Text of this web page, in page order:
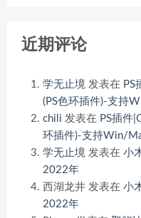
近期评论
学无止境 发表在 PS
(PS色环插件)-支持
chili 发表在 PS插件
环插件)-支持Win/
学无止境 发表在 小
2022年
西湖龙井 发表在 小
2022年